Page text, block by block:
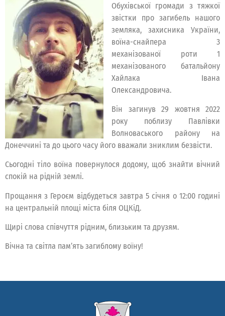
Обухівської громади з тяжкої
звістки про загибель нашого
земляка, захисника України,
воїна-снайпера 3
механізованої роти 1
механізованого батальйону
Хайлака Івана
Олександровича.
Він загинув 29 жовтня 2022
року поблизу Павлівки
Волноваського району на
Донеччині та до цього часу його вважали зниклим безвісти.
Сьогодні тіло воїна повернулося додому, щоб знайти вічний
спокій на рідній землі.
Прощання з Героєм відбудеться завтра 5 січня о 12:00 годині
на центральній площі міста біля ОЦКіД.
Щирі слова співчуття рідним, близьким та друзям.
Вічна та світла пам’ять загиблому воїну!